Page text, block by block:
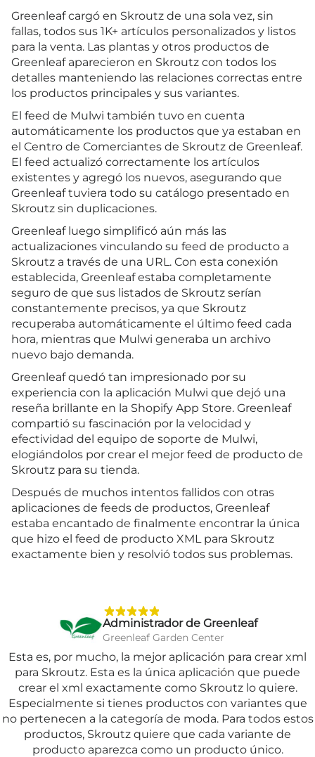
Greenleaf cargó en Skroutz de una sola vez, sin
fallas, todos sus 1K+ artículos personalizados y listos
para la venta. Las plantas y otros productos de
Greenleaf aparecieron en Skroutz con todos los
detalles manteniendo las relaciones correctas entre
los productos principales y sus variantes.
El feed de Mulwi también tuvo en cuenta
automáticamente los productos que ya estaban en
el Centro de Comerciantes de Skroutz de Greenleaf.
El feed actualizó correctamente los artículos
existentes y agregó los nuevos, asegurando que
Greenleaf tuviera todo su catálogo presentado en
Skroutz sin duplicaciones.
Greenleaf luego simplificó aún más las
actualizaciones vinculando su feed de producto a
Skroutz a través de una URL. Con esta conexión
establecida, Greenleaf estaba completamente
seguro de que sus listados de Skroutz serían
constantemente precisos, ya que Skroutz
recuperaba automáticamente el último feed cada
hora, mientras que Mulwi generaba un archivo
nuevo bajo demanda.
Greenleaf quedó tan impresionado por su
experiencia con la aplicación Mulwi que dejó una
reseña brillante en la Shopify App Store. Greenleaf
compartió su fascinación por la velocidad y
efectividad del equipo de soporte de Mulwi,
elogiándolos por crear el mejor feed de producto de
Skroutz para su tienda.
Después de muchos intentos fallidos con otras
aplicaciones de feeds de productos, Greenleaf
estaba encantado de finalmente encontrar la única
que hizo el feed de producto XML para Skroutz
exactamente bien y resolvió todos sus problemas.
Administrador de Greenleaf
Greenleaf Garden Center
Esta es, por mucho, la mejor aplicación para crear xml
para Skroutz. Esta es la única aplicación que puede
crear el xml exactamente como Skroutz lo quiere.
Especialmente si tienes productos con variantes que
no pertenecen a la categoría de moda. Para todos estos
productos, Skroutz quiere que cada variante de
producto aparezca como un producto único.